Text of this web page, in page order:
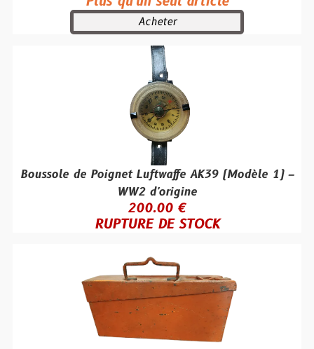
Acheter
Boussole de Poignet Luftwaffe AK39 (Modèle 1) –
WW2 d'origine
200.00 €
RUPTURE DE STOCK